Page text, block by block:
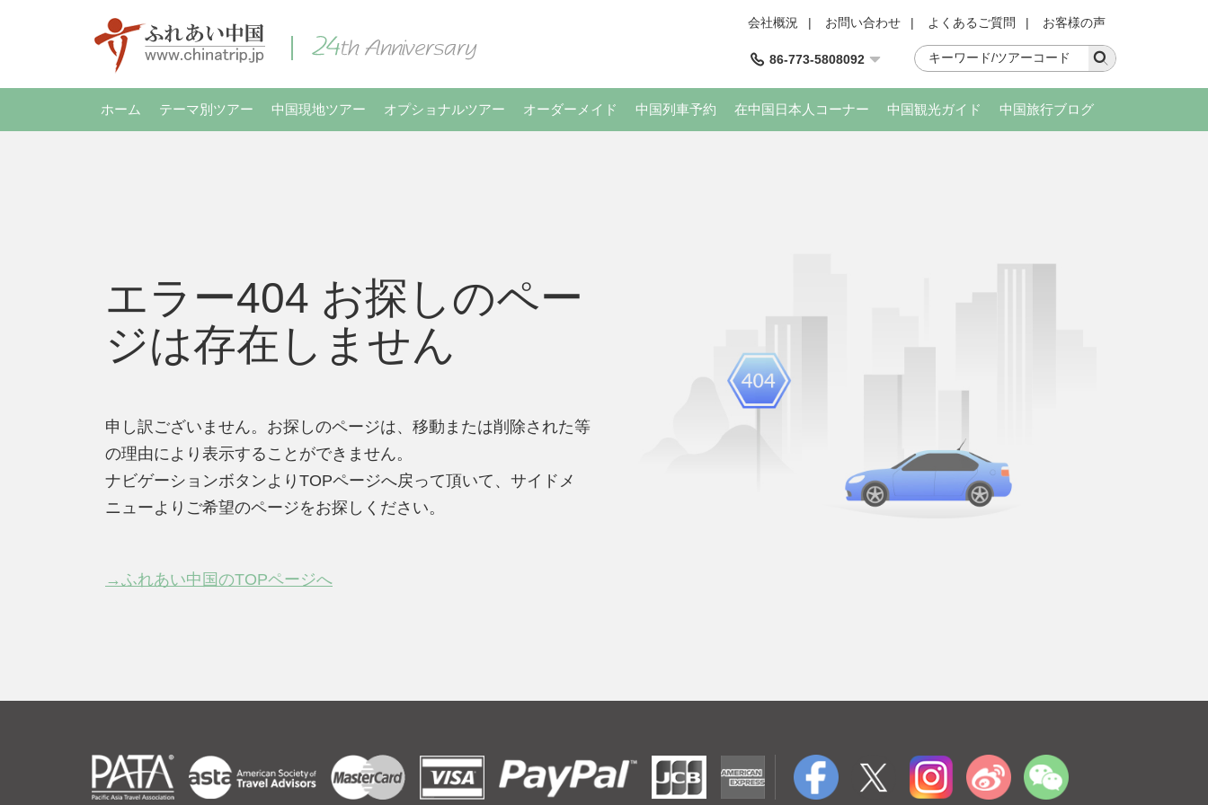
会社概況 | お問い合わせ | よくあるご質問 | お客様の声
86-773-5808092
ホーム テーマ別ツアー 中国現地ツアー オプショナルツアー オーダーメイド 中国列車予約 在中国日本人コーナー 中国観光ガイド 中国旅行ブログ
エラー404 お探しのペー
ジは存在しません
申し訳ございません。お探しのページは、移動または削除された等
の理由により表示することができません。
ナビゲーションボタンよりTOPページへ戻って頂いて、サイドメ
ニューよりご希望のページをお探しください。
→ふれあい中国のTOPページへ